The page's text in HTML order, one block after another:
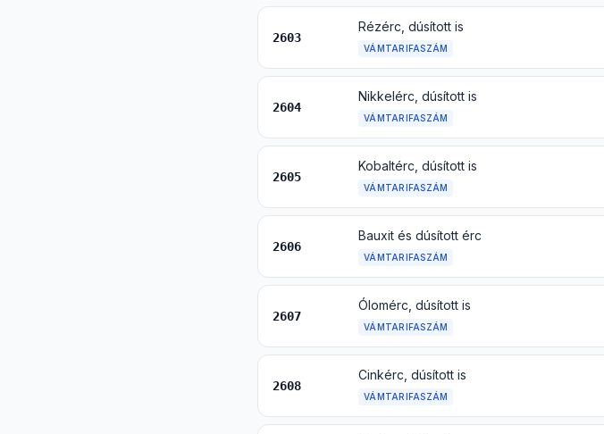
2603
Rézérc, dúsított is
VÁMTARIFASZÁM
2604
Nikkelérc, dúsított is
VÁMTARIFASZÁM
2605
Kobaltérc, dúsított is
VÁMTARIFASZÁM
2606
Bauxit és dúsított érc
VÁMTARIFASZÁM
2607
Ólomérc, dúsított is
VÁMTARIFASZÁM
2608
Cinkérc, dúsított is
VÁMTARIFASZÁM